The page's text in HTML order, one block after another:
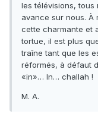
les télévisions, tous
avance sur nous. À
cette charmante et
tortue, il est plus
traîne tant que les
réformés, à défaut
«in»… In… challah !
M. A.